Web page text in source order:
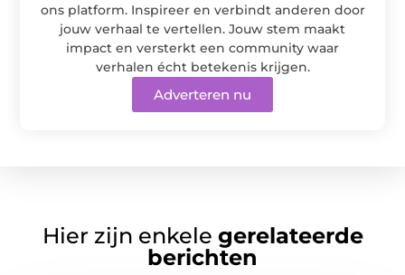
ons platform. Inspireer en verbindt anderen door
jouw verhaal te vertellen. Jouw stem maakt
impact en versterkt een community waar
verhalen écht betekenis krijgen.
Adverteren nu
Hier zijn enkele gerelateerde
berichten